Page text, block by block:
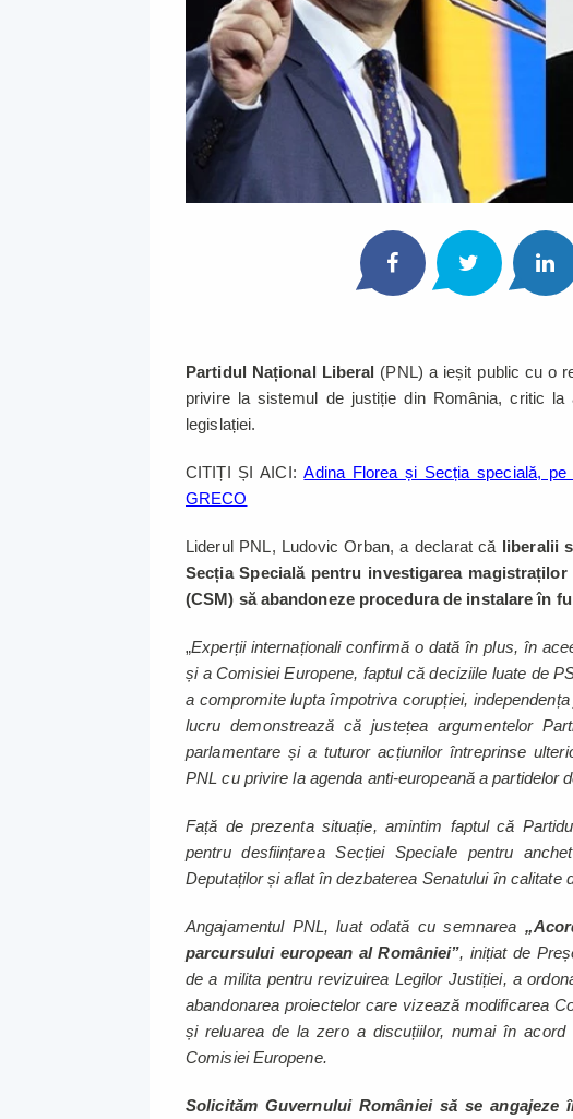
Partidul Național Liberal (PNL) a ieșit public cu o
privire la sistemul de justiție din România, critic
legislației.
CITIȚI ȘI AICI:Adina Florea și Secția specială,
GRECO
Liderul PNL, Ludovic Orban, a declarat că liberalii
Secția Specială pentru investigarea
(CSM) să abandoneze procedura de instalare în
„Experții internaționali confirmă o dată în plus, în
și a Comisiei Europene, faptul că deciziile luate de
a compromite lupta împotriva corupției,
lucru demonstrează că justețea argumentelor
parlamentare și a tuturor acțiunilor întreprinse
PNL cu privire la agenda anti-europeană a partidelor
Față de prezenta situație, amintim faptul că
pentru desființarea Secției Speciale pentru
Deputaților și aflat în dezbaterea Senatului în calitate
Angajamentul PNL, luat odată cu semnarea
parcursului european al României”, inițiat de
de a milita pentru revizuirea Legilor Justiției, a
abandonarea proiectelor care vizează modificarea
și reluarea de la zero a discuțiilor, numai în
Comisiei Europene.
Solicităm Guvernului României să se